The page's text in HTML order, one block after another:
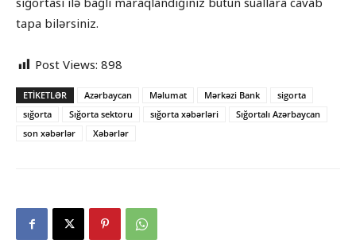
tapa bilərsiniz.
Post Views: 898
ETIKETLƏR Azərbaycan Məlumat Mərkəzi Bank
sigorta
sığorta
Sığorta sektoru sığorta xəbərləri
Sığortalı Azərbaycan
son xəbərlər
Xəbərlər